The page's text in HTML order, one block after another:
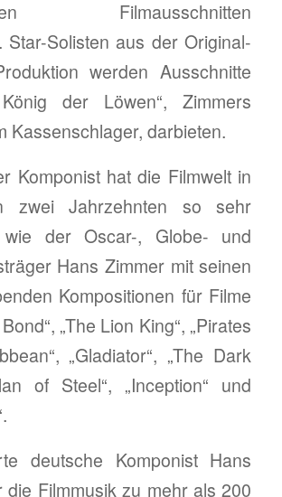
Filmausschnitten
Star-Solisten aus der Original-
werden Ausschnitte
der Löwen“, Zimmers
Kassenschlager, darbieten.
Komponist hat die Filmwelt in
zwei Jahrzehnten so sehr
wie der Oscar-, Globe- und
Hans Zimmer mit seinen
Kompositionen für Filme
„The Lion King“, „Pirates
„Gladiator“, „The Dark
of Steel“, „Inception“ und
deutsche Komponist Hans
die Filmmusik zu mehr als 200